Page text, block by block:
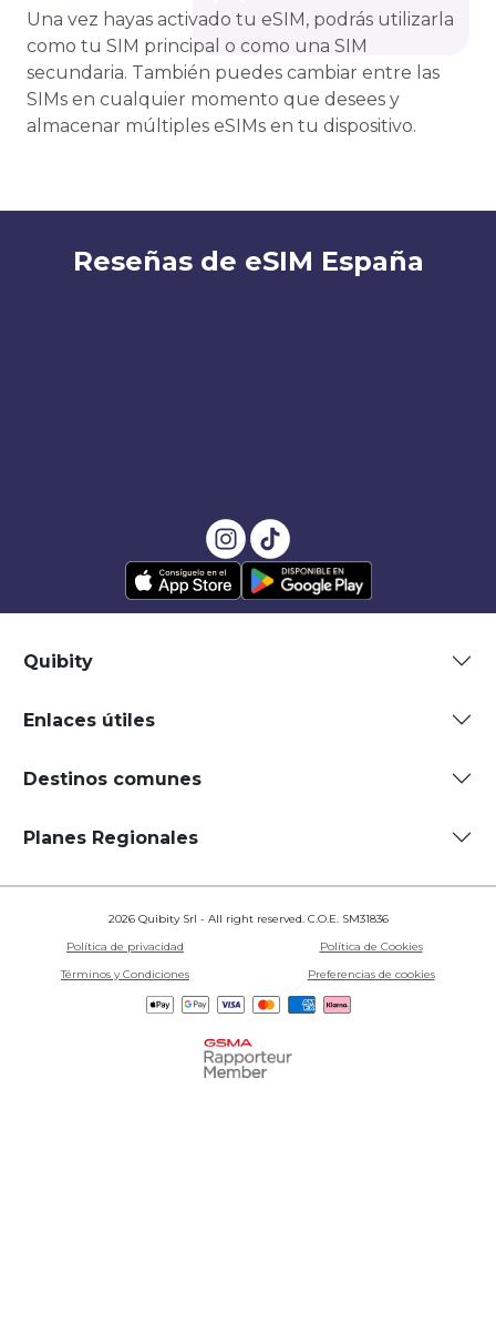
Una vez hayas activado tu eSIM, podrás utilizarla
como tu SIM principal o como una SIM
secundaria. También puedes cambiar entre las
SIMs en cualquier momento que desees y
almacenar múltiples eSIMs en tu dispositivo.
Reseñas de eSIM España
Quibity
Enlaces útiles
Destinos comunes
Planes Regionales
2026 Quibity Srl - All right reserved. C.O.E. SM31836
Política de privacidad
Política de Cookies
Términos y Condiciones
Preferencias de cookies